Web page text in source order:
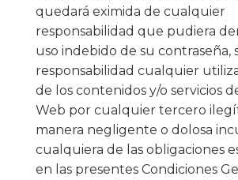
quedará eximida de cualquier
responsabilidad que pudiera
uso indebido de su contraseña,
responsabilidad cualquier
de los contenidos y/o servicios
Web por cualquier tercero
manera negligente o dolosa
cualquiera de las obligaciones
en las presentes Condiciones